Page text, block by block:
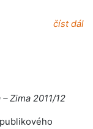
číst dál
Zima 2011/12